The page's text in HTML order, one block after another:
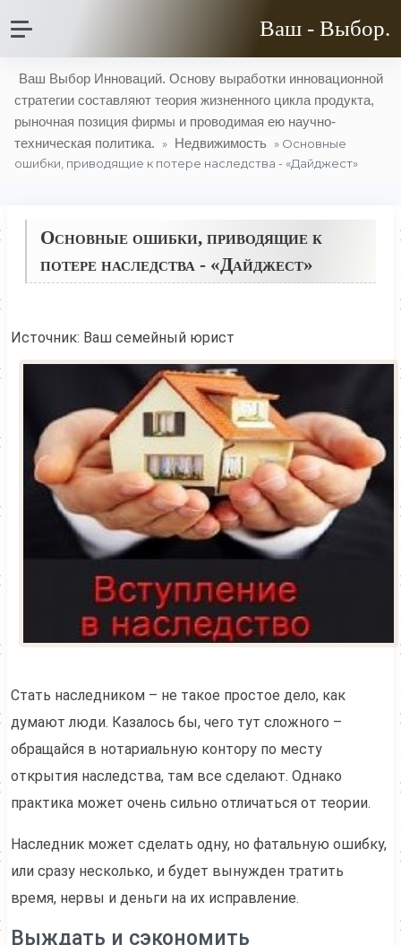
Ваш - Выбор.
Ваш Выбор Инноваций. Основу выработки инновационной
стратегии составляют теория жизненного цикла продукта,
рыночная позиция фирмы и проводимая ею научно-
техническая политика. » Недвижимость » Основные
ошибки, приводящие к потере наследства - «Дайджест»
Основные ошибки, приводящие к
потере наследства - «Дайджест»
Источник: Ваш семейный юрист
Стать наследником – не такое простое дело, как
думают люди. Казалось бы, чего тут сложного –
обращайся в нотариальную контору по месту
открытия наследства, там все сделают. Однако
практика может очень сильно отличаться от теории.
Наследник может сделать одну, но фатальную ошибку,
или сразу несколько, и будет вынужден тратить
время, нервы и деньги на их исправление.
Выждать и сэкономить